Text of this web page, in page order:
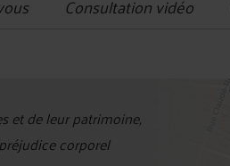
Consultation vidéo
et de leur patrimoine,
corporel